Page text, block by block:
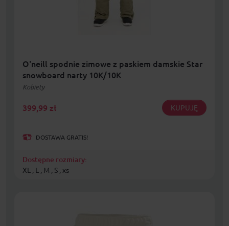
O'neill spodnie zimowe z paskiem damskie Star
snowboard narty 10K/10K
Kobiety
399,99 zł KUPUJĘ
DOSTAWA GRATIS!
Dostępne rozmiary:
XL , L , M , S , xs